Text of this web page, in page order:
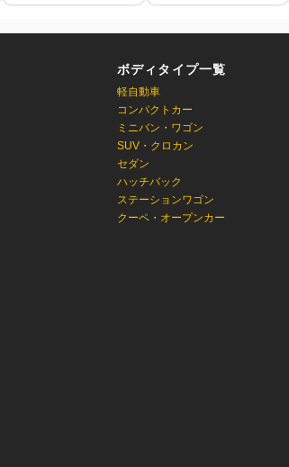
ボディタイプ一覧
軽自動車
コンパクトカー
ミニバン・ワゴン
SUV・クロカン
セダン
ハッチバック
ステーションワゴン
クーペ・オープンカー